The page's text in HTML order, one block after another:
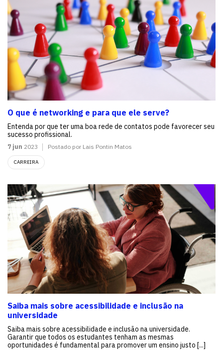
O que é networking e para que ele serve?
Entenda por que ter uma boa rede de contatos pode favorecer seu
sucesso profissional.
7 jun 2023 Postado por Lais Pontin Matos
CARREIRA
Saiba mais sobre acessibilidade e inclusão na
universidade
Saiba mais sobre acessibilidade e inclusão na universidade.
Garantir que todos os estudantes tenham as mesmas
oportunidades é fundamental para promover um ensino justo [...]